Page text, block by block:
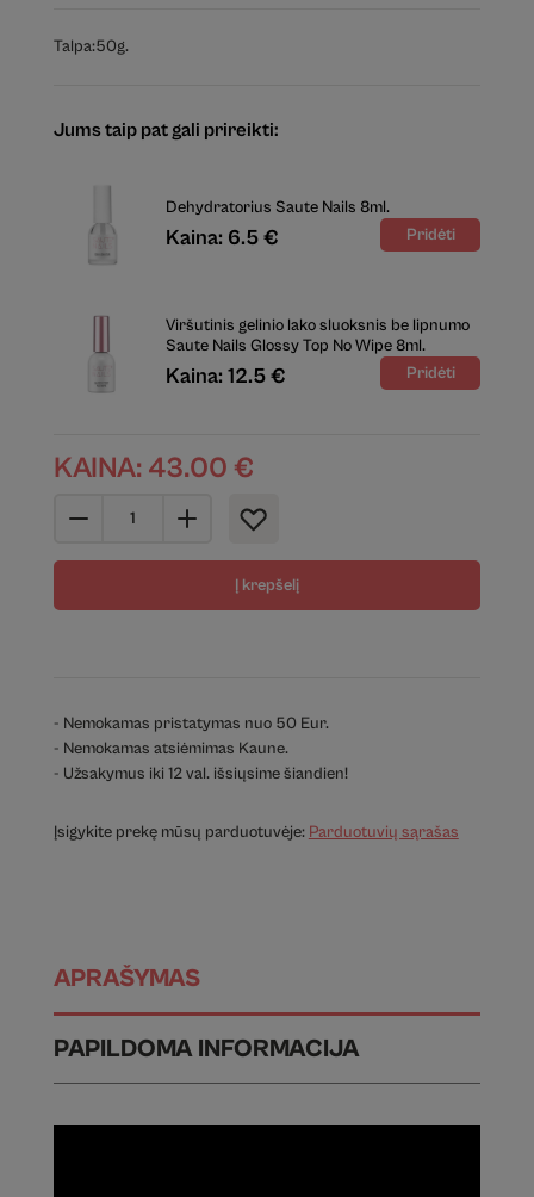
Talpa:50g.
Jums taip pat gali prireikti:
Dehydratorius Saute Nails 8ml.
Kaina: 6.5 €
Viršutinis gelinio lako sluoksnis be lipnumo
Saute Nails Glossy Top No Wipe 8ml.
Kaina: 12.5 €
KAINA: 43.00 €
Į krepšelį
- Nemokamas pristatymas nuo 50 Eur.
- Nemokamas atsiėmimas Kaune.
- Užsakymus iki 12 val. išsiųsime šiandien!
Įsigykite prekę mūsų parduotuvėje: Parduotuvių sąrašas
APRAŠYMAS
PAPILDOMA INFORMACIJA